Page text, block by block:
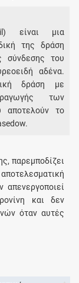
είναι μια
της δράση
σύνδεσης του
αδένα.
δράση με
των
αποτελούν το
παρεμποδίζει
και δεν
όταν αυτές